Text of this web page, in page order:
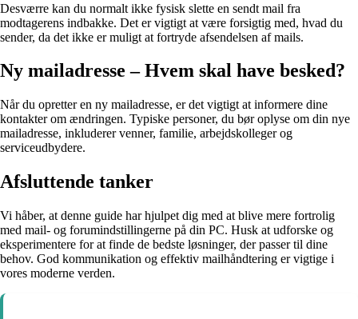
Desværre kan du normalt ikke fysisk slette en sendt mail fra
modtagerens indbakke. Det er vigtigt at være forsigtig med, hvad du
sender, da det ikke er muligt at fortryde afsendelsen af mails.
Ny mailadresse – Hvem skal have besked?
Når du opretter en ny mailadresse, er det vigtigt at informere dine
kontakter om ændringen. Typiske personer, du bør oplyse om din nye
mailadresse, inkluderer venner, familie, arbejdskolleger og
serviceudbydere.
Afsluttende tanker
Vi håber, at denne guide har hjulpet dig med at blive mere fortrolig
med mail- og forumindstillingerne på din PC. Husk at udforske og
eksperimentere for at finde de bedste løsninger, der passer til dine
behov. God kommunikation og effektiv mailhåndtering er vigtige i
vores moderne verden.